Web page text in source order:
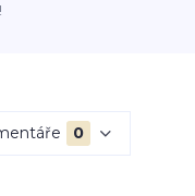
0